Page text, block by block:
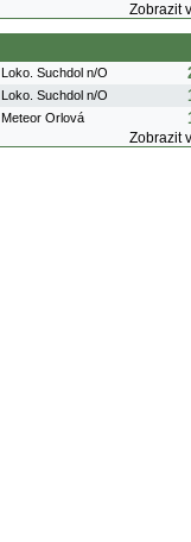
Zobrazit
Suchdol n/O
Suchdol n/O
Orlová
Zobrazit